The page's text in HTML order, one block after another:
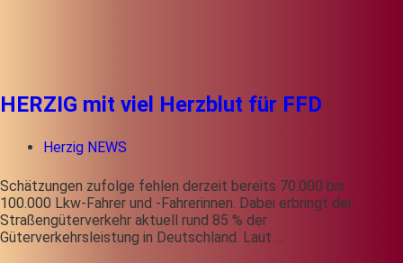
HERZIG mit viel Herzblut für FFD
Herzig NEWS
Schätzungen zufolge fehlen derzeit bereits 70.000 bis
100.000 Lkw-Fahrer und -Fahrerinnen. Dabei erbringt der
Straßengüterverkehr aktuell rund 85 % der
Güterverkehrsleistung in Deutschland. Laut …